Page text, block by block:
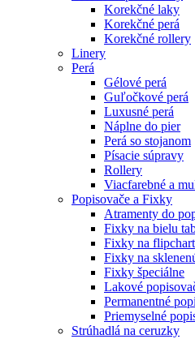
Korekčné laky
Korekčné perá
Korekčné rollery
Linery
Perá
Gélové perá
Guľočkové perá
Luxusné perá
Náplne do pier
Perá so stojanom
Písacie súpravy
Rollery
Viacfarebné a
Popisovače a Fixky
Atramenty do
Fixky na bielu
Fixky na flipchart
Fixky na
Fixky špeciálne
Lakové
Permanentné
Priemyselné
Strúhadlá na ceruzky